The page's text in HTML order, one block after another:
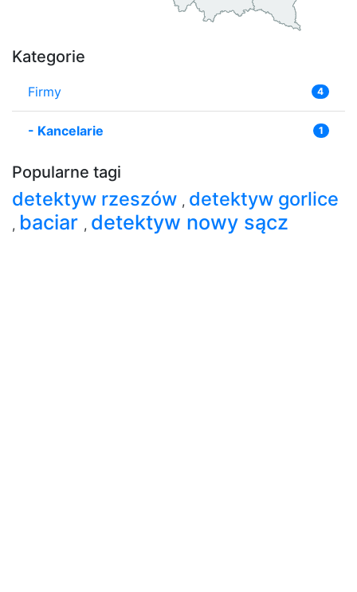
Kategorie
Firmy 4
- Kancelarie 1
Popularne tagi
detektyw rzeszów , detektyw gorlice
, baciar , detektyw nowy sącz